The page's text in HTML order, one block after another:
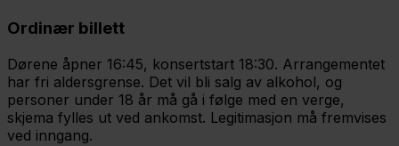
Ordinær billett
Dørene åpner 16:45, konsertstart 18:30. Arrangementet
har fri aldersgrense. Det vil bli salg av alkohol, og
personer under 18 år må gå i følge med en verge,
skjema fylles ut ved ankomst. Legitimasjon må fremvises
ved inngang.